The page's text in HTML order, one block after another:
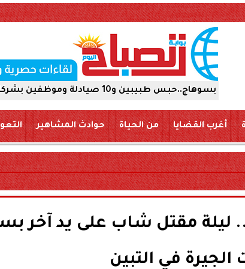
أدوية 15 يومًا على ذمة التحقيقات
أغرب القضايا من الحياة حوادث المشاهير
ليلة مقتل شاب على يد آخر
الجيرة في التبين